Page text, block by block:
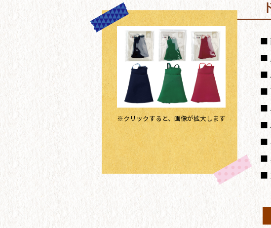
※クリックすると、画像が拡大します
■
■
■
■
■
■
■
■
■